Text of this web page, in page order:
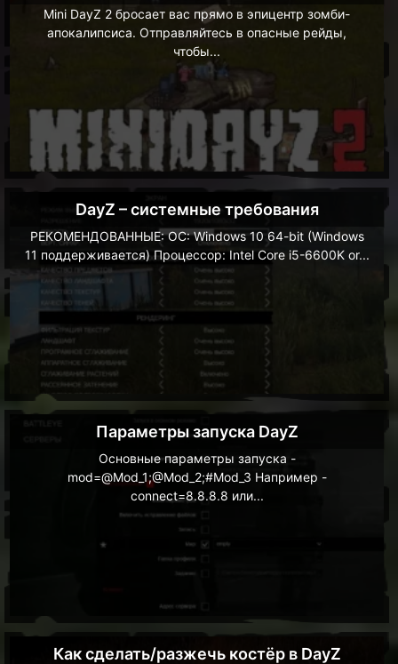
Mini DayZ 2 бросает вас прямо в эпицентр зомби-
апокалипсиса. Отправляйтесь в опасные рейды,
чтобы...
DayZ – системные требования
РЕКОМЕНДОВАННЫЕ: ОС: Windows 10 64-bit (Windows
11 поддерживается) Процессор: Intel Core i5-6600K or...
Параметры запуска DayZ
Основные параметры запуска -
mod=@Mod_1;@Mod_2;#Mod_3 Например -
connect=8.8.8.8 или...
Как сделать/разжечь костёр в DayZ